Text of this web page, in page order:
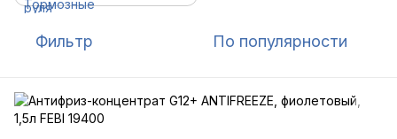
Фильтр По популярности